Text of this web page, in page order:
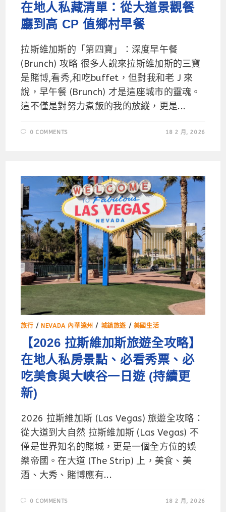
在地人私藏清單：從大道景觀餐
廳到高 CP 值鄉村早餐
拉斯維加斯的「第四寶」：深度早午餐
(Brunch) 攻略 很多人說來拉斯維加斯的三寶
是賭博,看秀,和吃buffet，但對我和老 J 來
說，早午餐 (Brunch) 才是這座城市的靈魂。
這不僅是對努力煮飯的我的放縱，更是...
0 COMMENTS 18 2 月, 2026
旅行 / NEVADA 內華達州 / 城鎮旅遊 / 美國生活
【2026 拉斯維加斯旅遊全攻略】
在地人私房景點、必看秀票、必
吃美食與大峽谷一日遊 (持續更
新)
2026 拉斯維加斯 (Las Vegas) 旅遊全攻略：
從大道到大自然 拉斯維加斯 (Las Vegas) 不
僅是世界知名的賭城，更是一個全方位的娛
樂帝國。在大道 (The Strip) 上，美食、美
酒、大秀、賭博應有...
0 COMMENTS 18 2 月, 2026